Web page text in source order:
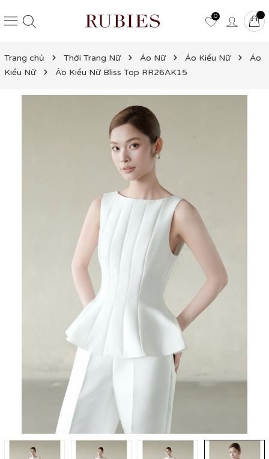
0
Trang chủ Thời Trang Nữ Áo Nữ Áo Kiểu Nữ
Áo
Kiểu Nữ
Áo Kiểu Nữ Bliss Top RR26AK15